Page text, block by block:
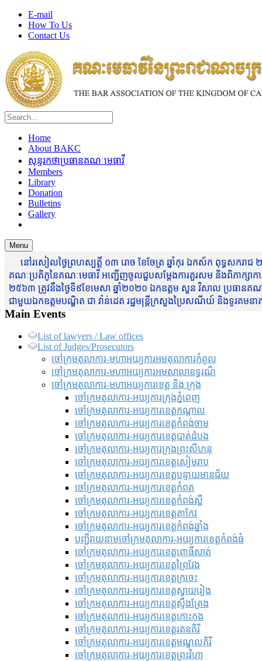
E-mail
How To Us
Contact Us
Home
About BAKC
សុន្ទរកថាប្រធានគណៈមេធាវី
Members
Library
Donation
Bulletins
Gallery
Menu
នៅរសៀលថ្ងៃព្រហស្បត្តិ៍ ០៣ រោច ខែចែត្រ ឆ្នាំកុរ ឯកស័ក ពុទ្ធសករាជ
គណៈប្រតិភូនៃគណៈមេធាវី អញ្ជើញចូលជួបសម្តែងការគួរសម និងពិភាក្សាកា
២៥៦៣ ត្រូវនឹងថ្ងៃទី៩ខែមេសា ឆ្នាំ២០២០ ឯកឧត្តម សួន វិសាល ប្រធានគណ
ជាមួយឯកឧត្តមបណ្ឌិត ជា វ៉ាន់ដេត រដ្ឋមន្រ្តីក្រសួងប្រៃសណីយ៍ និងទូរគ
Main Events
List of lawyers / Law offices
List of Judges/Prosecutors
ចៅក្រមតុលាការ-មហាអយ្យការអមតុលាការកំពូល
ចៅក្រមតុលាការ-មហាអយ្យការអមសាលាឧទ្ធរណ៏
ចៅក្រមតុលាការ-មហាអយ្យការខេត្ត និង ក្រុង
ចៅក្រមតុលាការ-អយ្យការក្រុងភ្នំពេញ
ចៅក្រមតុលាការ-អយ្យការខេត្តកណ្តាល
ចៅក្រមតុលាការ-អយ្យការខេត្តកំពង់ចាម
ចៅក្រមតុលាការ-អយ្យការខេត្តបាត់ដំបង
ចៅក្រមតុលាការ-អយ្យការ​ក្រុងព្រះសីហនុ
ចៅក្រមតុលាការ-អយ្យការខេត្តសៀមរាប
ចៅក្រមតុលាការ-អយ្យការខេត្តបន្ទាយមានជ័យ
ចៅក្រមតុលាការ-អយ្យការខេត្តកំពត
ចៅក្រមតុលាការ-អយ្យការខេត្តកំពង់ស្ពឺ
ចៅក្រមតុលាការ-អយ្យការខេត្តតាកែវ
ចៅក្រមតុលាការ-អយ្យការខេត្តកំពង់ឆ្នាំង
បញ្ជីរាយនាមចៅក្រមតុលាការ-អយ្យការខេត្តកំពង់ធំ
ចៅក្រមតុលាការ-អយ្យការខេត្តពោធិ៍សាត់
ចៅក្រមតុលាការ-អយ្យការខេត្តព្រៃវែង
ចៅក្រមតុលាការ-អយ្យការខេត្តក្រចេះ
ចៅក្រមតុលាការ-អយ្យការខេត្តស្វាយរៀង
ចៅក្រមតុលាការ-អយ្យការខេត្តស្ទឹងត្រែង
ចៅក្រមតុលាការ-អយ្យការខេត្តកោះកុង
ចៅក្រមតុលាការ-អយ្យការខេត្តរតនគិរី
ចៅក្រមតុលាការ-អយ្យការខេត្តមណ្ឌលគិរី
ចៅក្រមតុលាការ-អយ្យការខេត្តព្រះវិហា